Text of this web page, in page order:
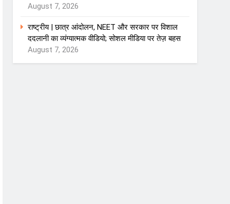
August 7, 2026
राष्ट्रीय | छात्र आंदोलन, NEET और सरकार पर विशाल
ददलानी का व्यंग्यात्मक वीडियो; सोशल मीडिया पर तेज़ बहस
August 7, 2026